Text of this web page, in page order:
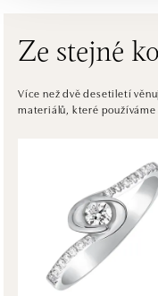
ALOve OC
Pribinova 8, 811 09
tel.: +421917090467
HALADA OC
Ivanská cesta 16, 821
tel.: +421 917 090 372
dnes otevřeno do
HALADA OC
Ze stejné
Více než dvě desetiletí
materiálů, které používáme